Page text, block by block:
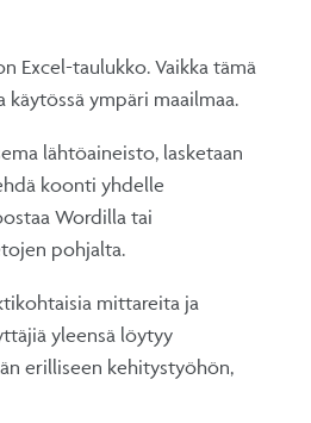
Excel-taulukko. Vaikka tämä
ympäri maailmaa.
lähtöaineisto, lasketaan
koonti yhdelle
Wordilla tai
pohjalta.
mittareita ja
yleensä löytyy
erilliseen kehitystyöhön,